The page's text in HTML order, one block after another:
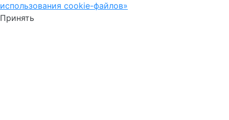
использования cookie-файлов»
Принять